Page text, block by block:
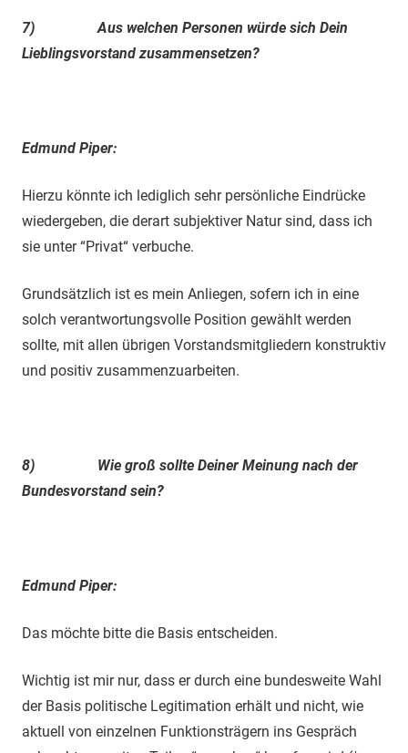
7) Aus welchen Personen würde sich Dein
Lieblingsvorstand zusammensetzen?
Edmund Piper:
Hierzu könnte ich lediglich sehr persönliche Eindrücke
wiedergeben, die derart subjektiver Natur sind, dass ich
sie unter “Privat“ verbuche.
Grundsätzlich ist es mein Anliegen, sofern ich in eine
solch verantwortungsvolle Position gewählt werden
sollte, mit allen übrigen Vorstandsmitgliedern konstruktiv
und positiv zusammenzuarbeiten.
8) Wie groß sollte Deiner Meinung nach der
Bundesvorstand sein?
Edmund Piper:
Das möchte bitte die Basis entscheiden.
Wichtig ist mir nur, dass er durch eine bundesweite Wahl
der Basis politische Legitimation erhält und nicht, wie
aktuell von einzelnen Funktionsträgern ins Gespräch